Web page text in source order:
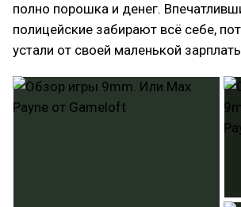
полно порошка и денег.
полицейские забирают всё себе,
устали от своей маленькой